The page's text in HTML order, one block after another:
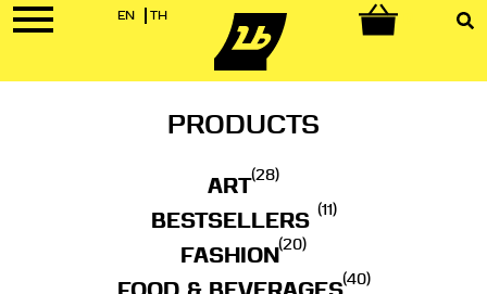
EN TH
PRODUCTS
ART(28)
BESTSELLERS (11)
FASHION(20)
(40)